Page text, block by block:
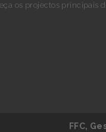
os projectos principais
FFC,